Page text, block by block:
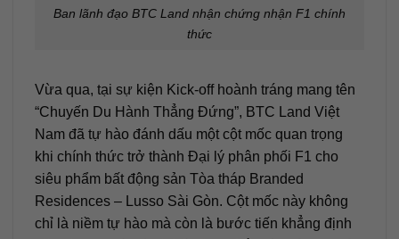
Ban lãnh đạo BTC Land nhận chứng nhận F1 chính
thức
Vừa qua, tại sự kiện Kick-off hoành tráng mang tên
“Chuyến Du Hành Thẳng Đứng”, BTC Land Việt
Nam đã tự hào đánh dấu một cột mốc quan trọng
khi chính thức trở thành Đại lý phân phối F1 cho
siêu phẩm bất động sản Tòa tháp Branded
Residences – Lusso Sài Gòn. Cột mốc này không
chỉ là niềm tự hào mà còn là bước tiến khẳng định